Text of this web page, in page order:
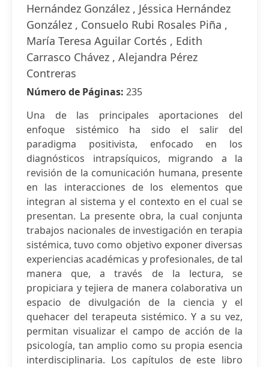
Hernández González , Jéssica Hernández
González , Consuelo Rubi Rosales Piña ,
María Teresa Aguilar Cortés , Edith
Carrasco Chávez , Alejandra Pérez
Contreras
Número de Páginas: 235
Una de las principales aportaciones del
enfoque sistémico ha sido el salir del
paradigma positivista, enfocado en los
diagnósticos intrapsíquicos, migrando a la
revisión de la comunicación humana, presente
en las interacciones de los elementos que
integran al sistema y el contexto en el cual se
presentan. La presente obra, la cual conjunta
trabajos nacionales de investigación en terapia
sistémica, tuvo como objetivo exponer diversas
experiencias académicas y profesionales, de tal
manera que, a través de la lectura, se
propiciara y tejiera de manera colaborativa un
espacio de divulgación de la ciencia y el
quehacer del terapeuta sistémico. Y a su vez,
permitan visualizar el campo de acción de la
psicología, tan amplio como su propia esencia
interdisciplinaria. Los capítulos de este libro